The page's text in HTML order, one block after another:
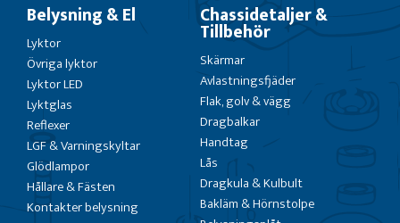
Belysning & El
Lyktor
Övriga lyktor
Lyktor LED
Lyktglas
Reflexer
LGF & Varningskyltar
Glödlampor
Hållare & Fästen
Kontakter belysning
Chassidetaljer &
Tillbehör
Skärmar
Avlastningsfjäder
Flak, golv & vägg
Dragbalkar
Handtag
Lås
Dragkula & Kulbult
Bakläm & Hörnstolpe